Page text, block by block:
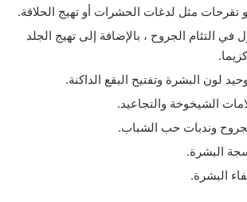
تقرحات مثل لدغات الحشرات أو تهيج الحلاقة.
في التئام الجروح ، بالإضافة إلى تهيج الجلد
لون البشرة وتفتيح البقع الداكنة.
الشيخوخة والتجاعيد.
وندبات حب الشباب.
البشرة.
البشرة.